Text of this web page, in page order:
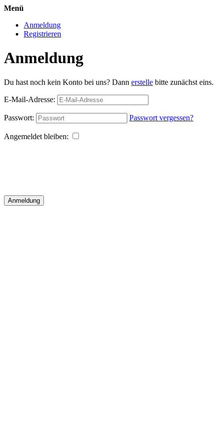
Menü
Anmeldung
Registrieren
Anmeldung
Du hast noch kein Konto bei uns? Dann erstelle bitte zunächst eins.
E-Mail-Adresse:
Passwort: Passwort vergessen?
Angemeldet bleiben:
Anmeldung